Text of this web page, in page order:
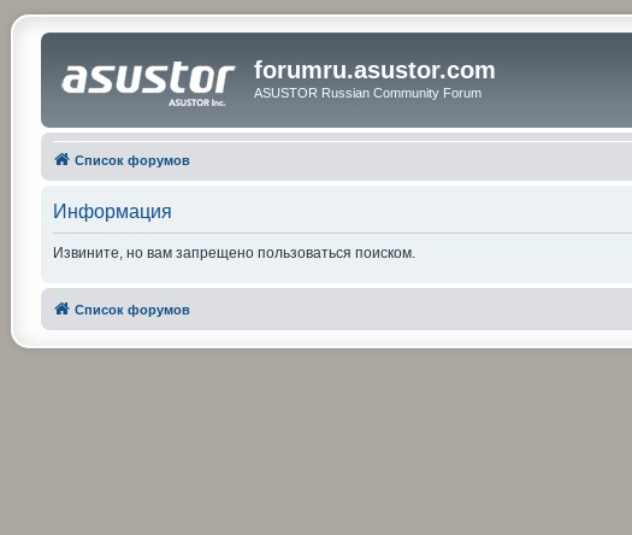
forumru.asustor.com
ASUSTOR Russian Community Forum
Список форумов
Информация
Извините, но вам запрещено пользоваться поиском.
Список форумов